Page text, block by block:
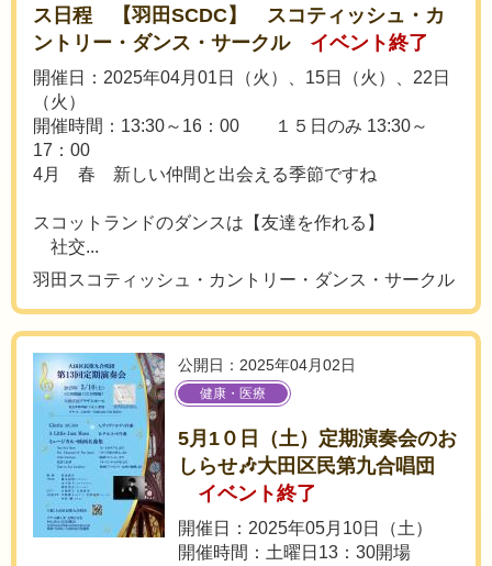
ス日程 【羽田SCDC】 スコティッシュ・カ
ントリー・ダンス・サークル
イベント終了
開催日：2025年04月01日（火）、15日（火）、22日
（火）
開催時間：13:30～16：00 １５日のみ 13:30～
17：00
4月 春 新しい仲間と出会える季節ですね
スコットランドのダンスは【友達を作れる】
社交...
羽田スコティッシュ・カントリー・ダンス・サークル
公開日：2025年04月02日
健康・医療
5月1０日（土）定期演奏会のお
しらせ🎶大田区民第九合唱団
イベント終了
開催日：2025年05月10日（土）
開催時間：土曜日13：30開場